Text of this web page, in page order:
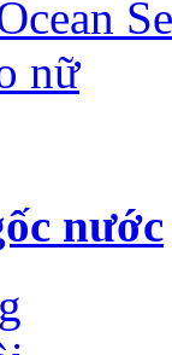
nước